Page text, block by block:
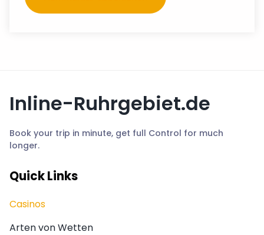
Inline-Ruhrgebiet.de
Book your trip in minute, get full Control for much
longer.
Quick Links
Casinos
Arten von Wetten